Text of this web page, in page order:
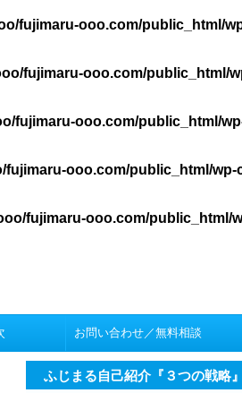
fujimaru-ooo.com/public_html/
fujimaru-ooo.com/public_html/
fujimaru-ooo.com/public_html/
fujimaru-ooo.com/public_html/
fujimaru-ooo.com/public_html/
お問い合わせ／無料相談
ふじまる自己紹介『３つの戦略